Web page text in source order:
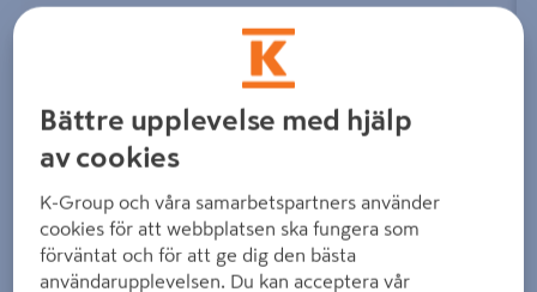
Föregående
Bättre upplevelse med hjälp
av cookies
K-Group och våra samarbetspartners använder
cookies för att webbplatsen ska fungera som
förväntat och för att ge dig den bästa
användarupplevelsen. Du kan acceptera vår